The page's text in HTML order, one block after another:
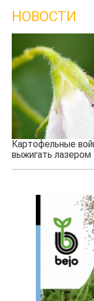
НОВОСТИ
Картофельные
выжигать лазером